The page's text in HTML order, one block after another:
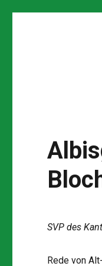
SVP des
Rede von